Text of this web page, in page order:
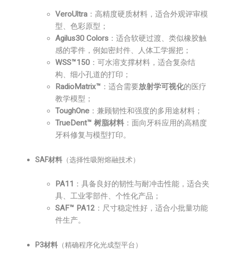
VeroUltra ：高精度硬质材料，适合外观评审模
型、色彩原型；
Agilus30 Colors ：适合软硬过渡、类似橡胶触
感的零件，例如密封件、人体工学握把；
WSS™150 ：可水溶支撑材料，适合复杂结
构、细小孔道的打印；
RadioMatrix™ ：适合需要放射学可视化的医疗
教学模型；
ToughOne ：兼顾韧性和强度的多用途材料；
TrueDent™ 树脂材料 ：面向牙科应用的高精度
牙科修复与模型打印。
SAF材料 （选择性吸附熔融技术）
PA11 ：具备良好的韧性与耐冲击性能，适合夹
具、工业零部件、个性化产品；
SAF™ PA12 ：尺寸稳定性好，适合小批量功能
件生产。
P3材料 （精确程序化光成型平台）